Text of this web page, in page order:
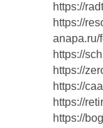
https://
https://
anapa.ru/
https://
https://
https://
https://
https://